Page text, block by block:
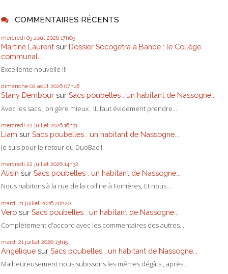
COMMENTAIRES RÉCENTS
mercredi 05 août 2026 17h09
Martine Laurent sur Dossier Socogetra à Bande : le Collège
communal...
Excellente nouvelle !!!
dimanche 02 août 2026 07h48
Stany Dembour sur Sacs poubelles : un habitant de Nassogne...
Avec les sacs , on gère mieux . IL faut évidement prendre...
mercredi 22 juillet 2026 16h31
Liam sur Sacs poubelles : un habitant de Nassogne...
Je suis pour le retour du DuoBac !
mercredi 22 juillet 2026 14h32
Alisin sur Sacs poubelles : un habitant de Nassogne...
Nous habitons à la rue de la colline à Forrières, Et nous...
mardi 21 juillet 2026 20h20
Vero sur Sacs poubelles : un habitant de Nassogne...
Complètement d'accord avec les commentaires des autres...
mardi 21 juillet 2026 13h15
Angélique sur Sacs poubelles : un habitant de Nassogne...
Malheureusement nous subissons les mêmes dégâts , après...